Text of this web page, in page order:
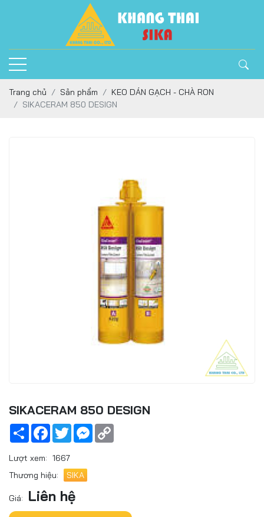
Trang chủ Sản phẩm
KEO DÁN GẠCH - CHÀ RON
SIKACERAM 850 DESIGN
SIKACERAM 850 DESIGN
Share Facebook
TwitterMessenger
Lượt xem: 1667
Thương hiệu:
SIKA
Giá: Liên hệ